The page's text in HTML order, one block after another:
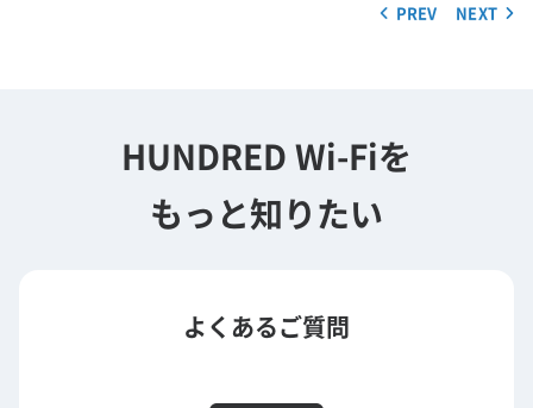
PREV NEXT
HUNDRED Wi-Fiを
もっと知りたい
よくあるご質問